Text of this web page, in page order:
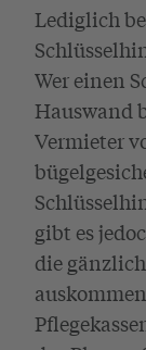
Lediglich
Wer einen
Hauswand
Vermieter
gibt es
die